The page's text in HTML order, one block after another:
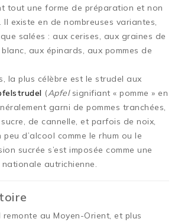
tout une forme de préparation et non
existe en de nombreuses variantes,
salées : aux cerises, aux graines de
aux épinards, aux pommes de
la plus célèbre est le strudel aux
(Apfelsignifiant « pomme » en
garni de pommes tranchées,
de cannelle, et parfois de noix,
peu d’alcool comme le rhum ou le
sucrée s’est imposée comme une
autrichienne.
remonte au Moyen-Orient, et plus